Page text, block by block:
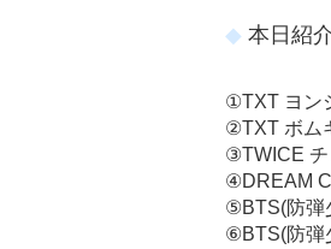
本日紹
①TXT ヨン
②TXT ボム
③TWICE チ
④DREAM
⑤BTS(防弾
⑥BTS(防弾